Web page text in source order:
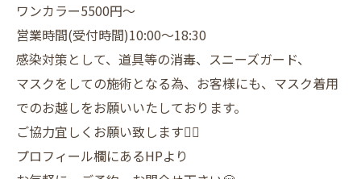
ワンカラー5500円〜
営業時間(受付時間)10:00〜18:30
感染対策として、道具等の消毒、スニーズガード、
マスクをしての施術となる為、お客様にも、マスク着用
でのお越しをお願いいたしております。
ご協力宜しくお願い致します🙇‍♀️
プロフィール欄にあるHPより